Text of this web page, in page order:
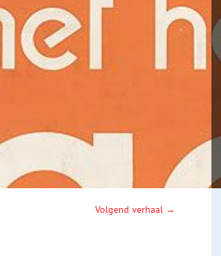
Volgend verhaal →